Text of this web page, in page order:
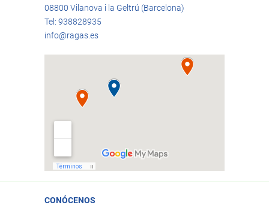
08800 Vilanova i la Geltrú (Barcelona)
Tel: 938828935
info@ragas.es
CONÓCENOS